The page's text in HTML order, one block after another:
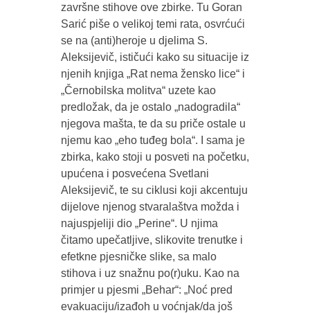
završne stihove ove zbirke. Tu Goran
Sarić piše o velikoj temi rata, osvrćući
se na (anti)heroje u djelima S.
Aleksijevič, ističući kako su situacije iz
njenih knjiga „Rat nema žensko lice“ i
„Černobilska molitva“ uzete kao
predložak, da je ostalo „nadogradila“
njegova mašta, te da su priče ostale u
njemu kao „eho tuđeg bola“. I sama je
zbirka, kako stoji u posveti na početku,
upućena i posvećena Svetlani
Aleksijevič, te su ciklusi koji akcentuju
dijelove njenog stvaralaštva možda i
najuspjeliji dio „Perine“. U njima
čitamo upečatljive, slikovite trenutke i
efetkne pjesničke slike, sa malo
stihova i uz snažnu po(r)uku. Kao na
primjer u pjesmi „Behar“: „Noć pred
evakuaciju/izađoh u voćnjak/da još